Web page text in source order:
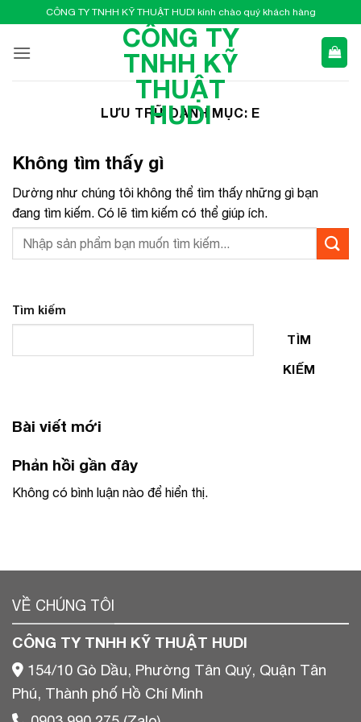
qua
nội
CÔNG TY TNHH KỸ THUẬT HUDI kính chào quý khách hàng
CÔNG TY
TNHH KỸ
THUẬT
HUDI
LƯU TRỮ DANH MỤC: E
Không tìm thấy gì
Dường như chúng tôi không thể tìm thấy những gì bạn
đang tìm kiếm. Có lẽ tìm kiếm có thể giúp ích.
Tìm kiếm
TÌM
KIẾM
Bài viết mới
Phản hồi gần đây
Không có bình luận nào để hiển thị.
VỀ CHÚNG TÔI
CÔNG TY TNHH KỸ THUẬT HUDI
154/10 Gò Dầu, Phường Tân Quý, Quận Tân
Phú, Thành phố Hồ Chí Minh